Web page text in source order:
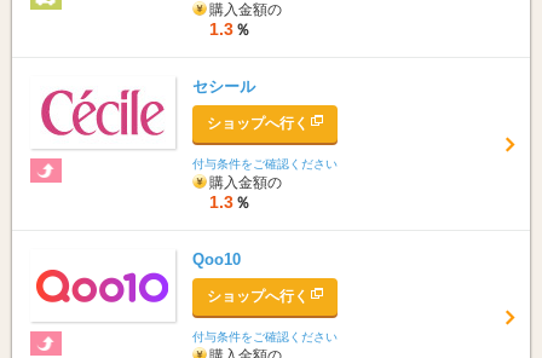
購入金額の
1.3 ％
セシール
ショップへ行く
付与条件をご確認ください
購入金額の
1.3 ％
Qoo10
ショップへ行く
付与条件をご確認ください